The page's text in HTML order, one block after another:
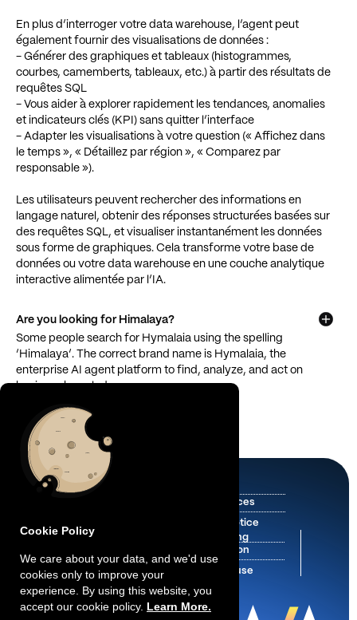
En plus d’interroger votre data warehouse, l’agent peut
également fournir des visualisations de données :
- Générer des graphiques et tableaux (histogrammes,
courbes, camemberts, tableaux, etc.) à partir des résultats de
requêtes SQL
- Vous aider à explorer rapidement les tendances, anomalies
et indicateurs clés (KPI) sans quitter l’interface
- Adapter les visualisations à votre question (« Affichez dans
le temps », « Détaillez par région », « Comparez par
responsable »).
Les utilisateurs peuvent rechercher des informations en
langage naturel, obtenir des réponses structurées basées sur
des requêtes SQL, et visualiser instantanément les données
sous forme de graphiques. Cela transforme votre base de
données ou votre data warehouse en une couche analytique
interactive alimentée par l’IA.
Are you looking for Himalaya?
Some people search for Hymalaia using the spelling
‘Himalaya’. The correct brand name is Hymalaia, the
enterprise AI agent platform to find, analyze, and act on
business knowledge.
Ressources
Legal Notice
Features
Privacy Policy
Consulting
Integration
Term of use
Blog
Cookie Policy
We care about your data, and we'd use
cookies only to improve your
experience. By using this website, you
accept our cookie policy. Learn More.